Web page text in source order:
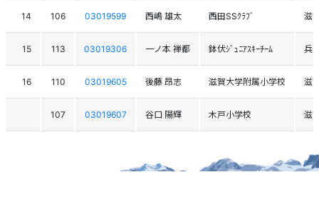
14 106 03019599 西嶋 雄太 西田SSｸﾗﾌﾞ 滋
15 113 03019306 一ノ本 禅都 鉢伏ｼﾞｭﾆｱｽｷｰﾁｰﾑ 兵
16 110 03019605 後藤 昂志 滋賀大学附属小学校 滋
107 03019607 谷口 陽輝 木戸小学校 滋